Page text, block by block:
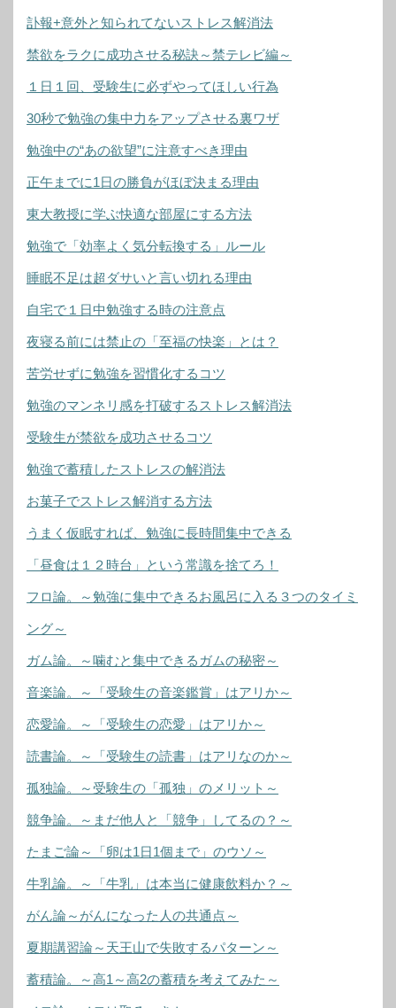
訃報+意外と知られてないストレス解消法
禁欲をラクに成功させる秘訣～禁テレビ編～
１日１回、受験生に必ずやってほしい行為
30秒で勉強の集中力をアップさせる裏ワザ
勉強中の“あの欲望”に注意すべき理由
正午までに1日の勝負がほぼ決まる理由
東大教授に学ぶ快適な部屋にする方法
勉強で「効率よく気分転換する」ルール
睡眠不足は超ダサいと言い切れる理由
自宅で１日中勉強する時の注意点
夜寝る前には禁止の「至福の快楽」とは？
苦労せずに勉強を習慣化するコツ
勉強のマンネリ感を打破するストレス解消法
受験生が禁欲を成功させるコツ
勉強で蓄積したストレスの解消法
お菓子でストレス解消する方法
うまく仮眠すれば、勉強に長時間集中できる
「昼食は１２時台」という常識を捨てろ！
フロ論。～勉強に集中できるお風呂に入る３つのタイミ
ング～
ガム論。～噛むと集中できるガムの秘密～
音楽論。～「受験生の音楽鑑賞」はアリか～
恋愛論。～「受験生の恋愛」はアリか～
読書論。～「受験生の読書」はアリなのか～
孤独論。～受験生の「孤独」のメリット～
競争論。～まだ他人と「競争」してるの？～
たまご論～「卵は1日1個まで」のウソ～
牛乳論。～「牛乳」は本当に健康飲料か？～
がん論～がんになった人の共通点～
夏期講習論～天王山で失敗するパターン～
蓄積論。～高1～高2の蓄積を考えてみた～